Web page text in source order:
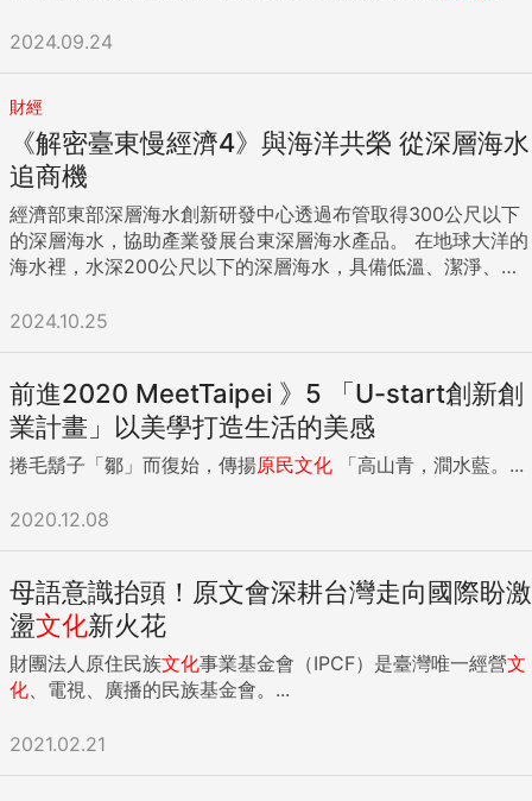
規模。 曹劍秋指出，臺東工廠少，縣府須向外縣市採購宣傳
2024.09.24
財經
《解密臺東慢經濟4》與海洋共榮 從深層海水
追商機
經濟部東部深層海水創新研發中心透過布管取得300公尺以下
的深層海水，協助產業發展台東深層海水產品。 在地球大洋的
海水裡，水深200公尺以下的深層海水，具備低溫、潔淨、富
上，沒有資源枯竭的問題，幾乎是取之不盡。 而濱臨地球大洋
海水進行研究，開發溫差發電、水產養殖、飲品等產業應用。
同屬太平洋國家的日本也緊追在後，發展深層海水產業，除了
品、保健食品、水產加工、農業栽培、休閒旅遊等多元用途。
個地區，由政府設置取水管後，再結合地方政府成立產業園
區，吸引業者進駐，讓業者利用政府提供的深層海水，進行相
關應用。」經濟部東部深層海水創新研發中心副主任黃子航，
從產業輔導的角度，介紹日本這一套已經被韓國複製、大舉推
進，且適合台灣取經的商轉模式。 經濟部東部深層海水創新研
發中心副主任黃子航表示，太麻里的深層海水中心將持續推進
深層海水技術研發及產業高值化應用驗證工作。 縣府成立品牌
的很近距離內，坡度就直陡而下，水深達到2000公尺，擁有開
2024.10.25
前進2020 MeetTaipei 》5 「U-start創新創
業計畫」以美學打造生活的美感
捲毛鬍子「鄒」而復始，傳揚原民文化 「高山青，澗水藍。...
2020.12.08
母語意識抬頭！原文會深耕台灣走向國際盼激
盪文化新火花
財團法人原住民族文化事業基金會（IPCF）是臺灣唯一經營文
化 、電視、廣播的民族基金會。...
2021.02.21